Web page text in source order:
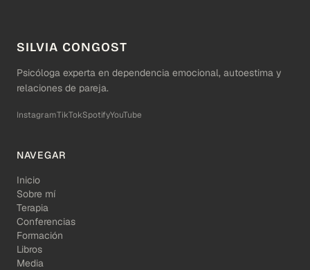
SILVIA CONGOST
Psicóloga experta en dependencia emocional, autoestima y
relaciones de pareja.
InstagramTikTokSpotifyYouTube
NAVEGAR
Inicio
Sobre mí
Terapia
Conferencias
Formación
Libros
Media